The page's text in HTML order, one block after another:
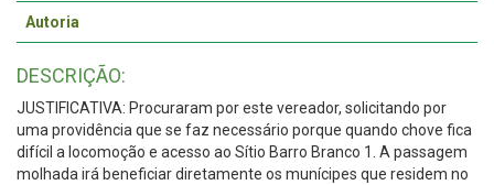
Autoria
DESCRIÇÃO:
JUSTIFICATIVA: Procuraram por este vereador, solicitando por
uma providência que se faz necessário porque quando chove fica
difícil a locomoção e acesso ao Sítio Barro Branco 1. A passagem
molhada irá beneficiar diretamente os munícipes que residem no